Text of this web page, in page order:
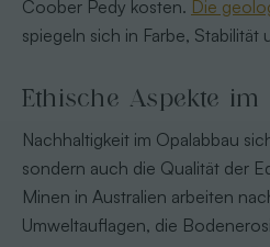
Coober Pedy kosten. Die
spiegeln sich in Farbe, Stabilität
Ethische Aspekte im
Nachhaltigkeit im Opalabbau
sondern auch die Qualität der
Minen in Australien arbeiten
Umweltauflagen, die